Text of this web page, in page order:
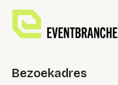
Bezoekadres